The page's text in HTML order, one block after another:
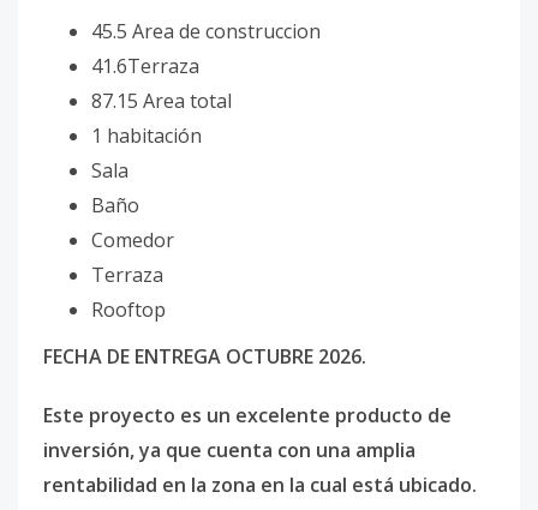
45.5 Area de construccion
41.6Terraza
87.15 Area total
1 habitación
Sala
Baño
Comedor
Terraza
Rooftop
FECHA DE ENTREGA OCTUBRE 2026.
Este proyecto es un excelente producto de
inversión, ya que cuenta con una amplia
rentabilidad en la zona en la cual está ubicado.